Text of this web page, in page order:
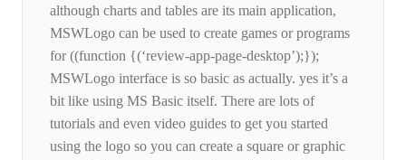
although charts and tables are its main application,
MSWLogo can be used to create games or programs
for ((function {(‘review-app-page-desktop’);});
MSWLogo interface is so basic as actually. yes it’s a
bit like using MS Basic itself. There are lots of
tutorials and even video guides to get you started
using the logo so you can create a square or graphic